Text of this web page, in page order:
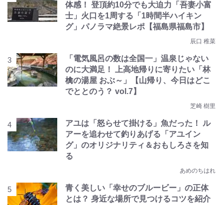
体感！ 登頂約10分でも大迫力「吾妻小富
士」火口を1周する「1時間半ハイキン
グ」パノラマ絶景レポ【福島県福島市】
辰口 稚菜
「電気風呂の数は全国一」温泉じゃない
のに大満足！ 上高地帰りに寄りたい「林
檎の湯屋 おぶ～」【山帰り、今日はどこ
でととのう？ vol.7】
芝崎 樹里
アユは「怒らせて掛ける」魚だった！ ル
アーを追わせて釣りあげる「アユイン
グ」のオリジナリティ＆おもしろさを知
る
あめのちはれ
青く美しい「幸せのブルービー」の正体
とは？ 身近な場所で見つけるコツを紹介